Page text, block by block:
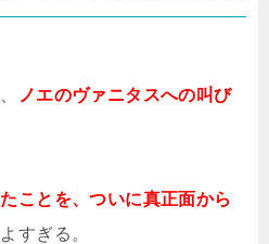
ノエのヴァニタスへの叫び
ことを、ついに真正面から
すぎる。